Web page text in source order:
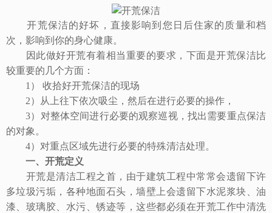
开荒保洁的好坏，直接影响到您日后住家的质量和档
次，影响到你的身心健康。
因此做好开荒有着相当重要的要求，下面是开荒保洁比
较重要的几个方面：
1） 收拾好开荒保洁的现场
2）从上往下依次吸尘，然后在进行必要的操作，
3）对整体空间进行必要的观察巡视，找出需要重点保洁
的对象。
4）对重点区域先进行必要的特殊清洁处理。
一、开荒定义
开荒是清洁工程之首，由于建筑工程中常常会遗留下许
多垃圾污垢，各种地面石头，墙壁上会遗留下水泥浆块、油
漆、玻璃胶、水污、锈迹等，这些都必须在开荒工作中清洗